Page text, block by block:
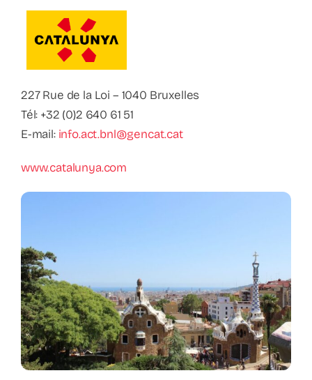
Faq
ABC Van De Toeristische Terminologie
Français
227 Rue de la Loi – 1040 Bruxelles
Tél: +32 (0)2 640 61 51
E-mail: info.act.bnl@gencat.cat
www.catalunya.com